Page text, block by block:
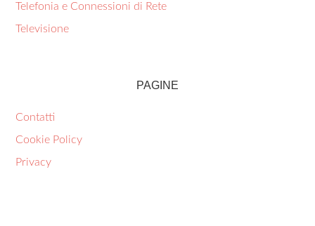
Telefonia e Connessioni di Rete
Televisione
PAGINE
Contatti
Cookie Policy
Privacy